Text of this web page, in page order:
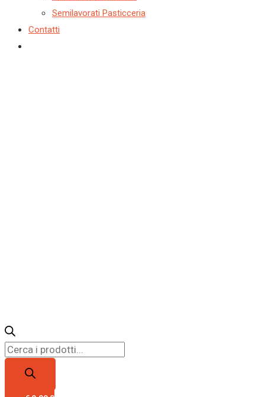
Semilavorati Pasticceria
Contatti